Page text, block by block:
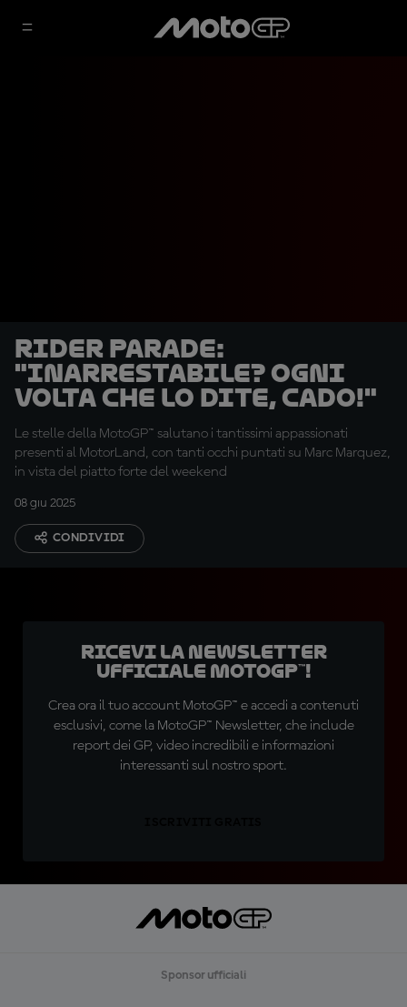
Rider Parade:
"Inarrestabile? Ogni
volta che lo dite, cado!"
Le stelle della MotoGP™ salutano i tantissimi appassionati
presenti al MotorLand, con tanti occhi puntati su Marc Marquez,
in vista del piatto forte del weekend
08 giu 2025
CONDIVIDI
Ricevi la newsletter
ufficiale MotoGP™!
Crea ora il tuo account MotoGP™ e accedi a contenuti
esclusivi, come la MotoGP™ Newsletter, che include
report dei GP, video incredibili e informazioni
interessanti sul nostro sport.
Sponsor ufficiali